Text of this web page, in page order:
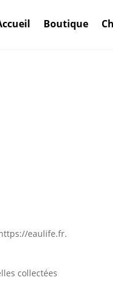
Boutique
eaulife.fr.
collectées